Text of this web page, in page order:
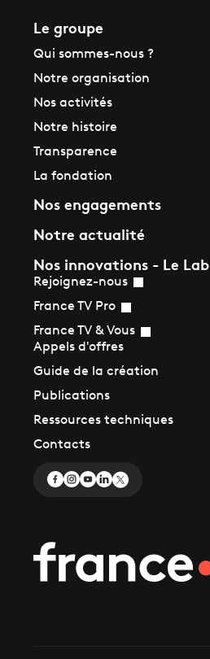
Le groupe
Qui sommes-nous ?
Notre organisation
Nos activités
Notre histoire
Transparence
La fondation
Nos engagements
Notre actualité
Nos innovations - Le Lab
Rejoignez-nous
France TV Pro
France TV & Vous
Appels d'offres
Guide de la création
Publications
Ressources techniques
Contacts